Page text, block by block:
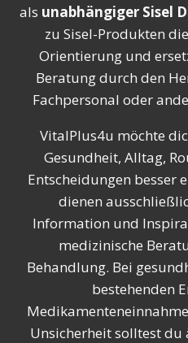
als unabhängiger Sisel
zu Sisel-Produkten
Orientierung und
Beratung durch den
Fachpersonal oder
VitalPlus4u möchte
Gesundheit, Alltag,
Entscheidungen besser
dienen
Information und
medizinische
Behandlung. Bei
bestehenden
Unsicherheit solltest du